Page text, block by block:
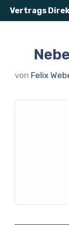
Zum
Vertrags
von Felix